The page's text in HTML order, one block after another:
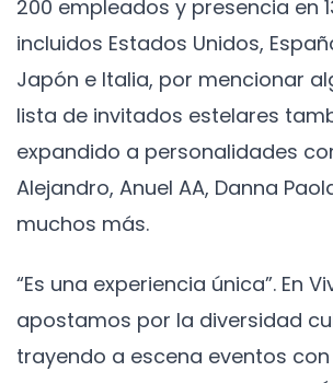
200 empleados y presencia en
incluidos Estados Unidos,
Japón e Italia, por mencionar
lista de invitados estelares
expandido a personalidades
Alejandro, Anuel AA, Danna
muchos más.
“Es una experiencia única”. En
apostamos por la diversidad
trayendo a escena eventos